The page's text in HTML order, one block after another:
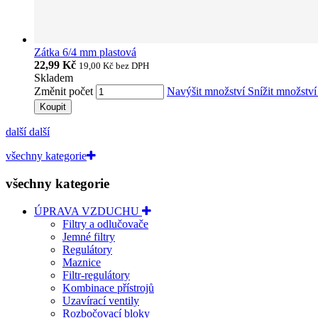
Zátka 6/4 mm plastová
22,99 Kč 19,00 Kč bez DPH
Skladem
Změnit počet
Navýšit množství Snížit
Koupit
další další
všechny kategorie
všechny kategorie
ÚPRAVA VZDUCHU
Filtry a odlučovače
Jemné filtry
Regulátory
Maznice
Filtr-regulátory
Kombinace přístrojů
Uzavírací ventily
Rozbočovací bloky